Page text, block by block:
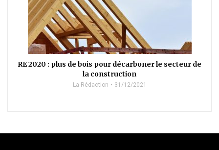
RE 2020 : plus de bois pour décarboner le secteur de
la construction
La Rédaction 31/12/2021